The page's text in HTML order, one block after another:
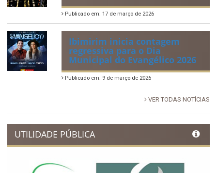
Publicado em: 17 de março de 2026
Ibimirim inicia contagem
regressiva para o Dia
Municipal do Evangélico 2026
Publicado em: 9 de março de 2026
VER TODAS NOTÍCIAS
UTILIDADE PÚBLICA